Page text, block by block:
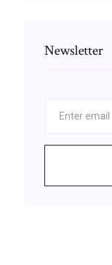
Newsletter